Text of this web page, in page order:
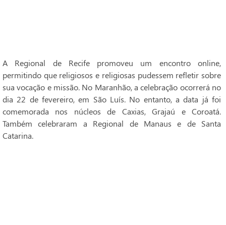
A Regional de Recife promoveu um encontro online,
permitindo que religiosos e religiosas pudessem refletir sobre
sua vocação e missão. No Maranhão, a celebração ocorrerá no
dia 22 de fevereiro, em São Luís. No entanto, a data já foi
comemorada nos núcleos de Caxias, Grajaú e Coroatá.
Também celebraram a Regional de Manaus e de Santa
Catarina.